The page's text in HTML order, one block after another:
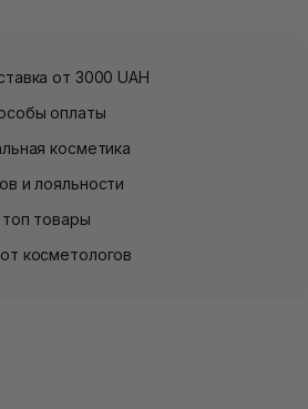
от 3000 UAH
оплаты
косметика
и лояльности
товары
косметологов